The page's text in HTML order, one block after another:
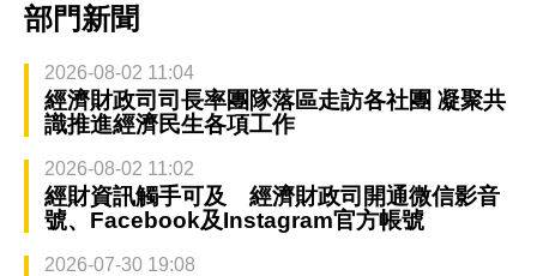
部門新聞
2026-08-02 11:04
經濟財政司司長率團隊落區走訪各社團 凝聚共
識推進經濟民生各項工作
2026-08-02 11:02
經財資訊觸手可及 經濟財政司開通微信影音
號、Facebook及Instagram官方帳號
2026-07-30 19:08